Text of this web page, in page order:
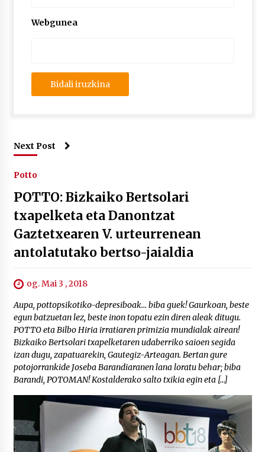
Webgunea
Next Post
Potto
POTTO: Bizkaiko Bertsolari
txapelketa eta Danontzat
Gaztetxearen V. urteurrenean
antolatutako bertso-jaialdia
og. Mai 3 , 2018
Aupa, pottopsikotiko-depresiboak… biba guek! Gaurkoan, beste
egun batzuetan lez, beste inon topatu ezin diren aleak ditugu.
POTTO eta Bilbo Hiria irratiaren primizia mundialak airean!
Bizkaiko Bertsolari txapelketaren udaberriko saioen segida
izan dugu, zapatuarekin, Gautegiz-Arteagan. Bertan gure
potojorrankide Joseba Barandiaranen lana loratu behar; biba
Barandi, POTOMAN! Kostalderako salto txikia egin eta […]